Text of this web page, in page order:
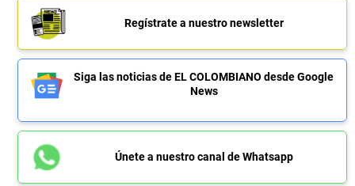
Regístrate a nuestro newsletter
Siga las noticias de EL COLOMBIANO desde Google
News
Únete a nuestro canal de Whatsapp